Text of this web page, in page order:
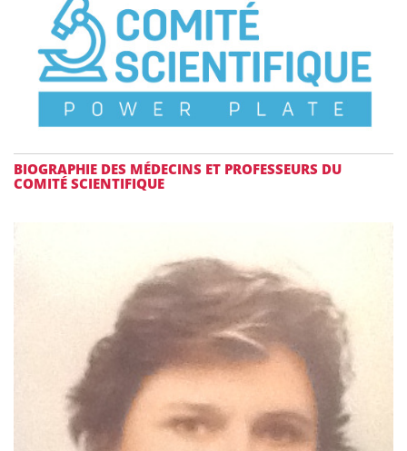
BIOGRAPHIE DES MÉDECINS ET PROFESSEURS DU
COMITÉ SCIENTIFIQUE